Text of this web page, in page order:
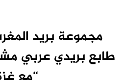
مجموعة بريد
طابع بريدي عربي